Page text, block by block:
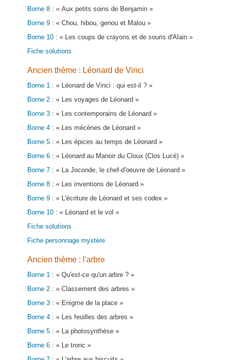
Borne 8 : « Aux petits soins de Benjamin »
Borne 9 : « Chou, hibou, genou et Malou »
Borne 10 : « Les coups de crayons et de souris d'Alain »
Fiche solutions
Ancien thème : Léonard de Vinci
Borne 1 : « Léonard de Vinci : qui est-il ? »
Borne 2 : « Les voyages de Léonard »
Borne 3 : « Les contemporains de Léonard »
Borne 4 : « Les mécènes de Léonard »
Borne 5 : « Les épices au temps de Léonard »
Borne 6 : « Léonard au Manoir du Cloux (Clos Lucé) »
Borne 7 : « La Joconde, le chef-d'oeuvre de Léonard »
Borne 8 : « Les inventions de Léonard »
Borne 9 : « L'écriture de Léonard et ses codex »
Borne 10 : « Léonard et le vol »
Fiche solutions
Fiche personnage mystère
Ancien thème : l'arbre
Borne 1 : « Qu'est-ce qu'un arbre ? »
Borne 2 : « Classement des arbres »
Borne 3 : « Enigme de la place »
Borne 4 : « Les feuilles des arbres »
Borne 5 : « La photosynthèse »
Borne 6 : « Le tronc »